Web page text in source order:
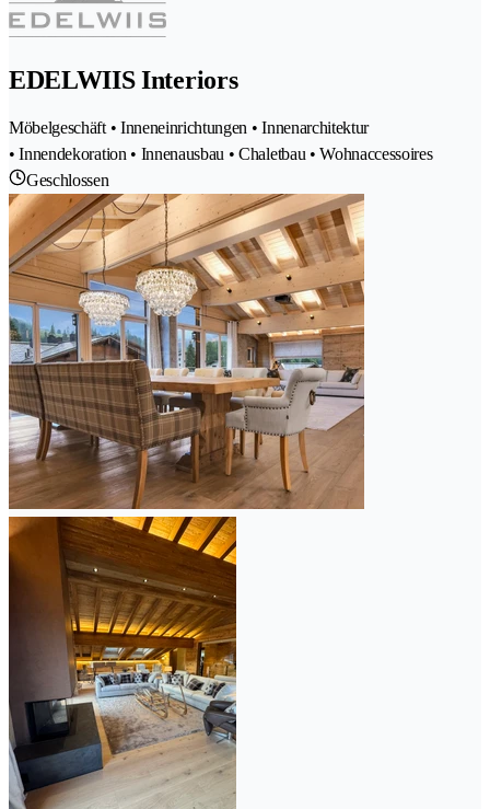
EDELWIIS Interiors
Möbelgeschäft • Inneneinrichtungen • Innenarchitektur
• Innendekoration • Innenausbau • Chaletbau • Wohnaccessoires
Geschlossen